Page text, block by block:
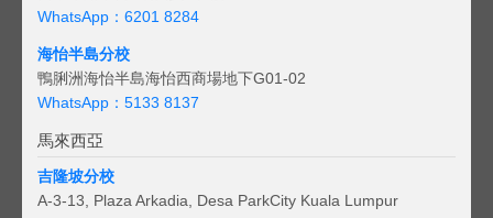
WhatsApp：6201 8284
海怡半島分校
鴨脷洲海怡半島海怡西商場地下G01-02
WhatsApp：5133 8137
馬來西亞
吉隆坡分校
A-3-13, Plaza Arkadia, Desa ParkCity Kuala Lumpur